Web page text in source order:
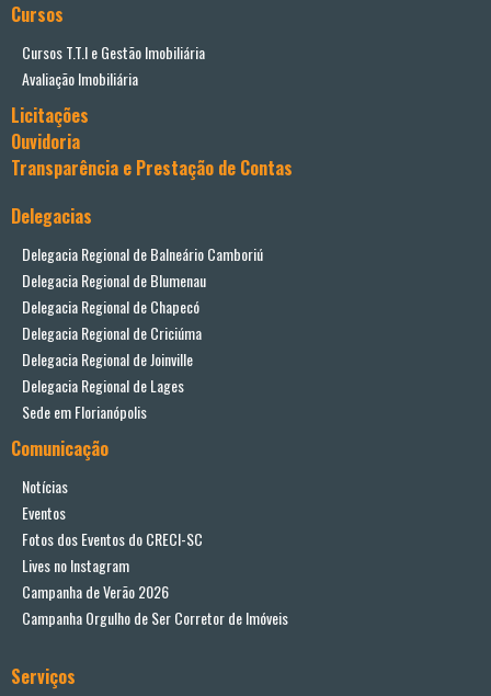
Cursos
Cursos T.T.I e Gestão Imobiliária
Avaliação Imobiliária
Licitações
Ouvidoria
Transparência e Prestação de Contas
Delegacias
Delegacia Regional de Balneário Camboriú
Delegacia Regional de Blumenau
Delegacia Regional de Chapecó
Delegacia Regional de Criciúma
Delegacia Regional de Joinville
Delegacia Regional de Lages
Sede em Florianópolis
Comunicação
Notícias
Eventos
Fotos dos Eventos do CRECI-SC
Lives no Instagram
Campanha de Verão 2026
Campanha Orgulho de Ser Corretor de Imóveis
Serviços